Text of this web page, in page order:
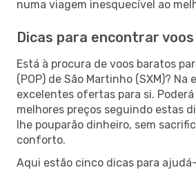
numa viagem inesquecível ao
Dicas para encontrar
Está à procura de voos baratos
(POP) de São Martinho (SXM)? Na
excelentes ofertas para si.
melhores preços seguindo estas
lhe pouparão dinheiro, sem
conforto.
Aqui estão cinco dicas para